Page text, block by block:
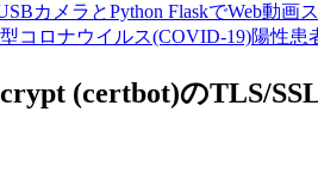
カメラとPython FlaskでWeb動画
コロナウイルス(COVID-19)陽性
(certbot)のTLS/